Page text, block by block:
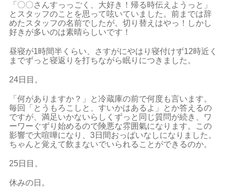
「〇〇さんすっっごく、大好き！帰る時伝えようっと」
とスタッフのことを思って呟いていました。前までは辞
めたスタッフの名前でしたが。切り替えはやっ！しかし
好きが多いのは素晴らしいです！
昼寝が1時間半くらい、さすがにやはり寝付けず12時近く
までずっと寝返りを打ちながら眠りにつきました。
24日目。
「何がありますか？」と冷蔵庫の前で何度も言います。
毎回「とうもろこしと、すいかはあるよ」とか答えるの
ですが、満足いかないらしくずっと同じ質問が続き、ワ
ーワーぐずり始めるので険悪な雰囲氣になります。この
影響で大喧嘩になり、3日間おっぱいなしになりました。
ちゃんと覚えて飲まないでいられることができるのか。
25日目。
休みの日。